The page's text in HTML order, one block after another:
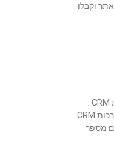
וקבלו
בית תוכנה למערכות CRM MyBusiness מערכות CRM .
סיירוניקס טכנולוגיות בע”מ מפתחת ומשווקת מערכות CRM
מספר